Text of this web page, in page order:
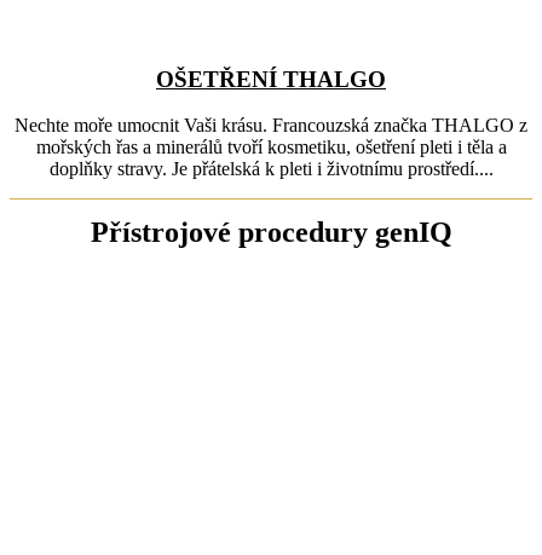
OŠETŘENÍ THALGO
Nechte moře umocnit Vaši krásu. Francouzská značka THALGO z
mořských řas a minerálů tvoří kosmetiku, ošetření pleti i těla a
doplňky stravy. Je přátelská k pleti i životnímu prostředí....
Přístrojové procedury genIQ